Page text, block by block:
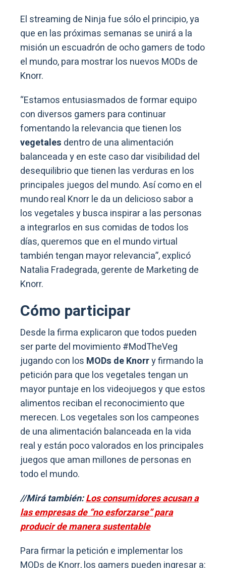
El streaming de Ninja fue sólo el principio, ya
que en las próximas semanas se unirá a la
misión un escuadrón de ocho gamers de todo
el mundo, para mostrar los nuevos MODs de
Knorr.
“Estamos entusiasmados de formar equipo
con diversos gamers para continuar
fomentando la relevancia que tienen los
vegetales dentro de una alimentación
balanceada y en este caso dar visibilidad del
desequilibrio que tienen las verduras en los
principales juegos del mundo. Así como en el
mundo real Knorr le da un delicioso sabor a
los vegetales y busca inspirar a las personas
a integrarlos en sus comidas de todos los
días, queremos que en el mundo virtual
también tengan mayor relevancia”, explicó
Natalia Fradegrada, gerente de Marketing de
Knorr.
Cómo participar
Desde la firma explicaron que todos pueden
ser parte del movimiento #ModTheVeg
jugando con los MODs de Knorry firmando la
petición para que los vegetales tengan un
mayor puntaje en los videojuegos y que estos
alimentos reciban el reconocimiento que
merecen. Los vegetales son los campeones
de una alimentación balanceada en la vida
real y están poco valorados en los principales
juegos que aman millones de personas en
todo el mundo.
//Mirá también:Los consumidores acusan a
las empresas de “no esforzarse” para
producir de manera sustentable
Para firmar la petición e implementar los